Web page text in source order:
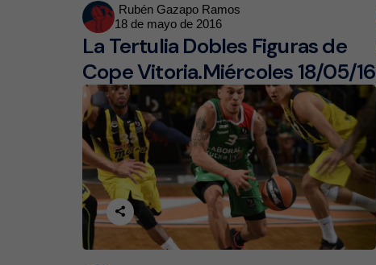
Posted
by
Rubén Gazapo Ramos
18 de mayo de 2016
La Tertulia Dobles Figuras de
Cope Vitoria.Miércoles 18/05/16